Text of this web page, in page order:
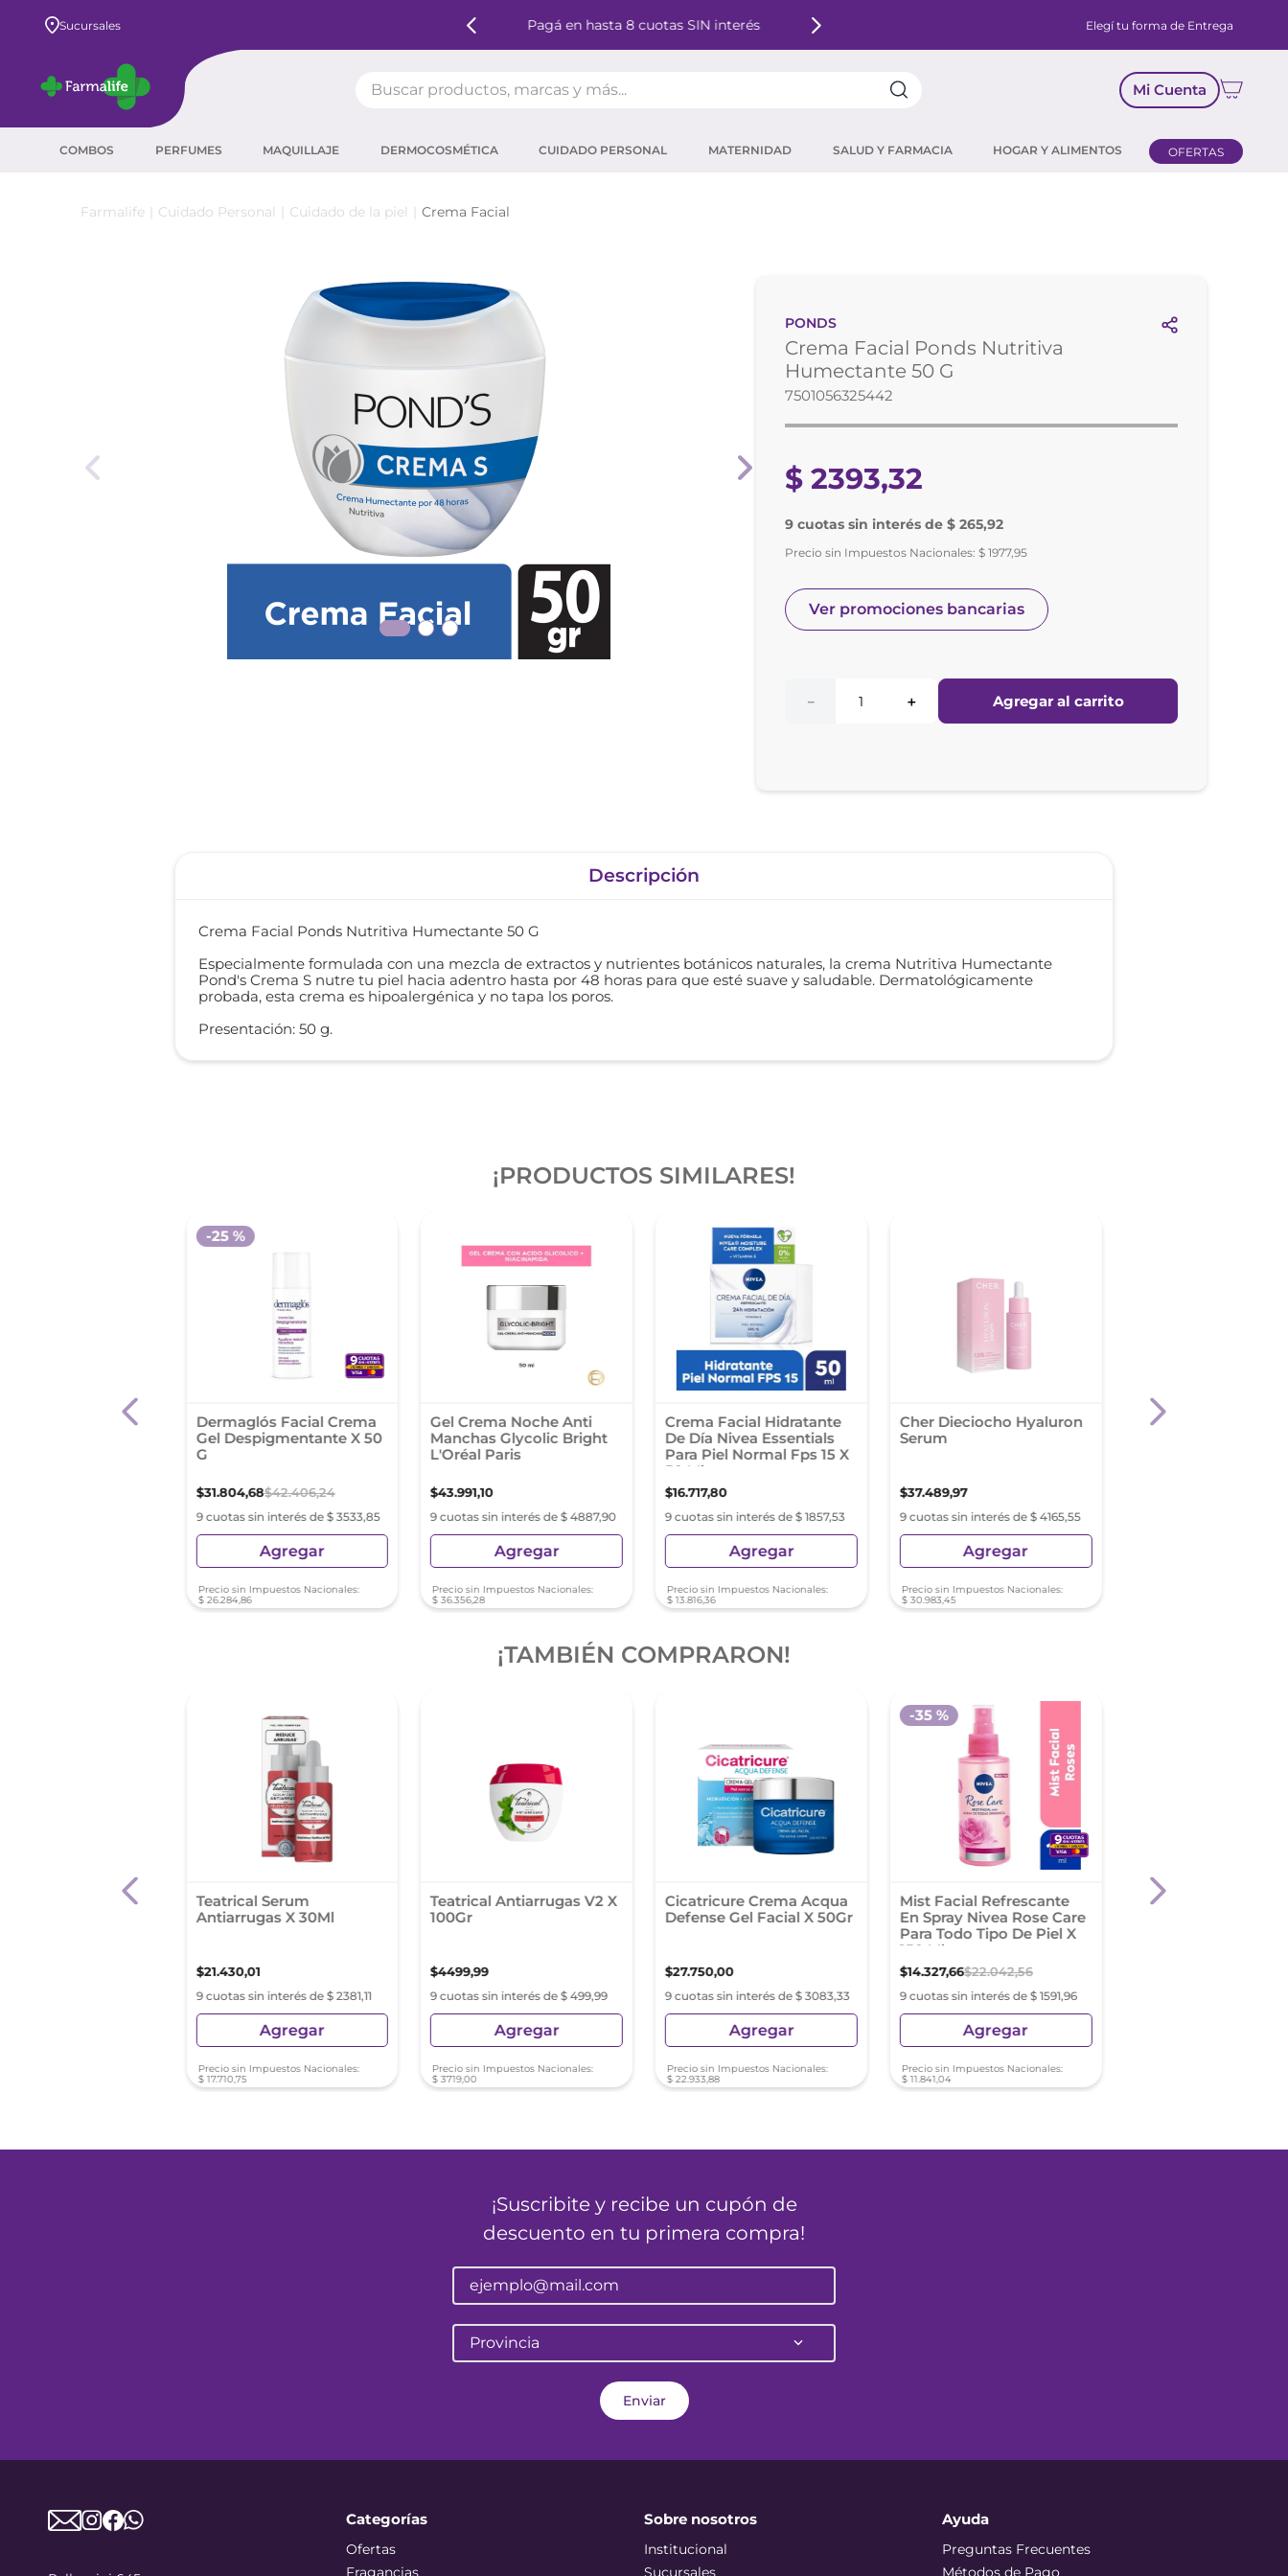
Sucursales Pagá en hasta 8 cuotas SIN interés Elegí tu forma de Entrega
Mi Cuenta
COMBOS PERFUMES MAQUILLAJE DERMOCOSMÉTICA CUIDADO PERSONAL MATERNIDAD SALUD Y FARMACIA HOGAR Y ALIMENTOS OFERTAS
Cuidado Personal Cuidado de la piel Crema Facial
PONDS
Crema Facial Ponds Nutritiva
Humectante 50 G
7501056325442
$ 2393,32
9 cuotas sin interés de $ 265,92
Precio sin Impuestos Nacionales:$ 1977,95
Ver promociones bancarias
＋
－ Agregar al carrito
Descripción
Crema Facial Ponds Nutritiva Humectante 50 G
Especialmente formulada con una mezcla de extractos y nutrientes botánicos naturales, la crema Nutritiva Humectante
Pond's Crema S nutre tu piel hacia adentro hasta por 48 horas para que esté suave y saludable. Dermatológicamente
probada, esta crema es hipoalergénica y no tapa los poros.
Presentación: 50 g.
¡PRODUCTOS SIMILARES!
Crema Age
Dermaglós Facial Crema
Gel Despigmentante X 50
G
$31.804,68$42.406,24
9 cuotas sin interés de $ 3533,85
-25 %
Agregar
Precio sin Impuestos Nacionales:
$ 26.284,86
Gel Crema Noche Anti
Manchas Glycolic Bright
L'Oréal Paris
$43.991,10
9 cuotas sin interés de $ 4887,90
Agregar
Precio sin Impuestos Nacionales:
$ 36.356,28
Crema Facial Hidratante
De Día Nivea Essentials
Para Piel Normal Fps 15 X
50 Ml
$16.717,80
9 cuotas sin interés de $ 1857,53
Agregar
Precio sin Impuestos Nacionales:
$ 13.816,36
Cher Dieciocho Hyaluron
Serum
$37.489,97
9 cuotas sin interés de $ 4165,55
Agregar
Precio sin Impuestos Nacionales:
$ 30.983,45
Teatrical Serum
¡TAMBIÉN COMPRARON!
Facial Pro Bio Cc
Teatrical Serum
Antiarrugas X 30Ml
$21.430,01
9 cuotas sin interés de $ 2381,11
Agregar
Precio sin Impuestos Nacionales:
$ 17.710,75
Teatrical Antiarrugas V2 X
100Gr
$4499,99
9 cuotas sin interés de $ 499,99
Agregar
Precio sin Impuestos Nacionales:
$ 3719,00
Cicatricure Crema Acqua
Defense Gel Facial X 50Gr
$27.750,00
9 cuotas sin interés de $ 3083,33
Agregar
Precio sin Impuestos Nacionales:
$ 22.933,88
Mist Facial Refrescante
En Spray Nivea Rose Care
Para Todo Tipo De Piel X
150 Ml
$14.327,66$22.042,56
9 cuotas sin interés de $ 1591,96
-35 %
Agregar
Precio sin Impuestos Nacionales:
$ 11.841,04
Crema Facial
¡Suscribite y recibe un cupón de
descuento en tu primera compra!
Provincia
Enviar
Categorías
Ofertas
Fragancias
Sobre nosotros
Institucional
Sucursales
Ayuda
Preguntas Frecuentes
Métodos de Pago
proteina
agua micelar
corrector
máscara pestañas
retinol
roche posay